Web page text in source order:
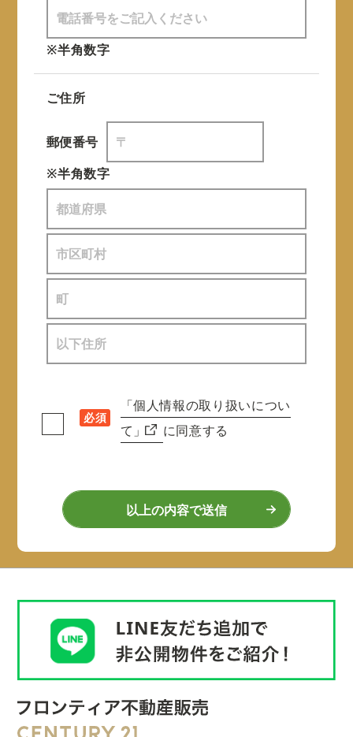
※半角数字
ご住所
郵便番号
※半角数字
必須
「個人情報の取り扱いについ
て」
に同意する
以上の内容で送信